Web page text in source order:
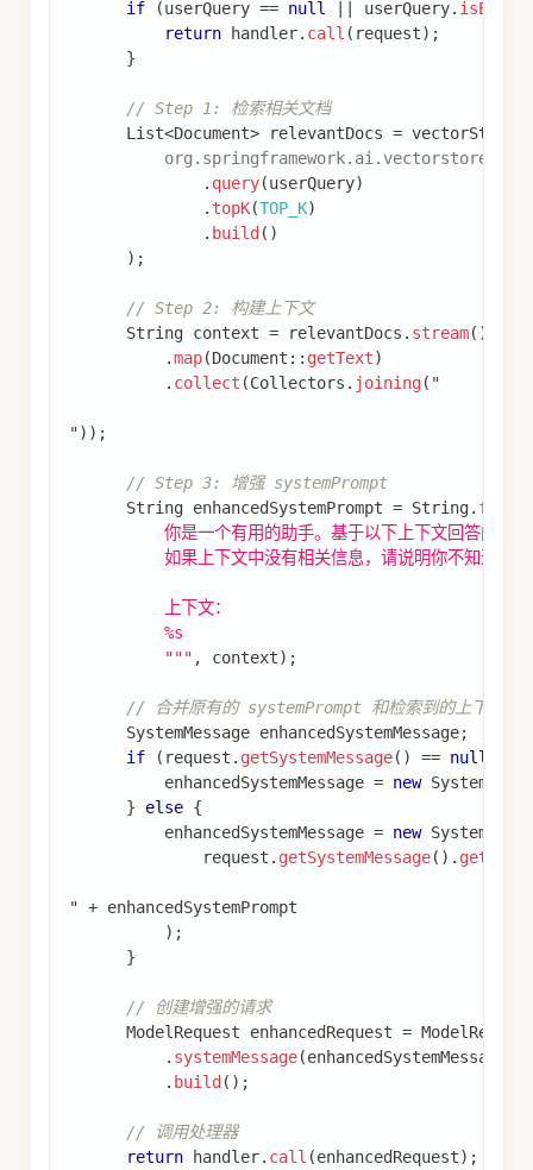
if (userQuery == null || userQuery. isEmpty
return handler. call ( request) ;
}
// Step 1: 检索相关文档
List<Document> relevantDocs = vectorStore
org . springframework. ai . vectorstore
. query(userQuery)
. topK(TOP_K)
. build( )
) ;
// Step 2: 构建上下文
String context = relevantDocs . stream( )
.map(Document :: getText)
. collect (Collectors . joining( "
") ) ;
// Step 3: 增强 systemPrompt
String enhancedSystemPrompt = String.
          你是一个有用的助手。基于以下上下文回答问题。
          如果上下文中没有相关信息，请说明你不知道。
          上下文：
          %s
          """
, context) ;
// 合并原有的 systemPrompt 和检索到的上下文
SystemMessage enhancedSystemMessage;
if
( request . getSystemMessage( ) == null
          enhancedSystemMessage
= new
}
else {
          enhancedSystemMessage
= new
              request
. getSystemMessage( ) . getText
" + enhancedSystemPrompt
) ;
}
// 创建增强的请求
ModelRequest enhancedRequest =
. systemMessage(enhancedSystemMessage
. build( ) ;
// 调用处理器
return handler. call (enhancedRequest) ;